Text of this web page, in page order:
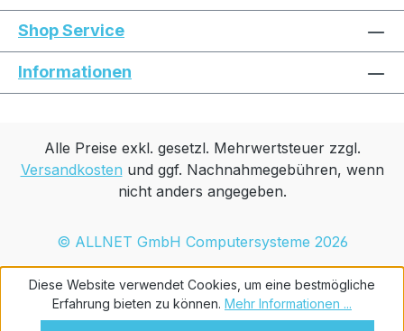
Shop Service
Informationen
Alle Preise exkl. gesetzl. Mehrwertsteuer zzgl.
Versandkosten und ggf. Nachnahmegebühren, wenn
nicht anders angegeben.
© ALLNET GmbH Computersysteme 2026
Diese Website verwendet Cookies, um eine bestmögliche
Erfahrung bieten zu können. Mehr Informationen ...